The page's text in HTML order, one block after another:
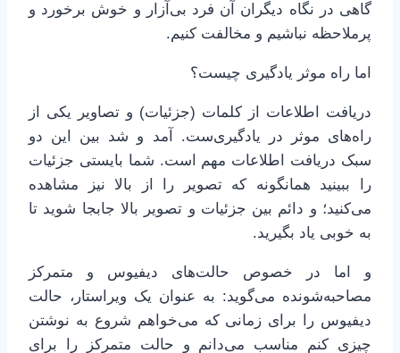
گاهی در نگاه دیگران آن فرد بی‌آزار و خوش برخورد و
پرملاحظه نباشیم و مخالفت کنیم.
اما راه موثر یادگیری چیست؟
دریافت اطلاعات از کلمات (جزئیات) و تصاویر یکی از
راه‌های موثر در یادگیری‌ست. آمد و شد بین این دو
سبک دریافت اطلاعات مهم است. شما بایستی جزئیات
را ببینید همانگونه که تصویر را از بالا نیز مشاهده
می‌کنید؛ و دائم بین جزئیات و تصویر بالا جابجا شوید تا
به خوبی یاد بگیرید.
و اما در خصوص حالت‌های دیفیوس و متمرکز
مصاحبه‌شونده می‌گوید: به عنوان یک ویراستار، حالت
دیفیوس را برای زمانی که می‌خواهم شروع به نوشتن
چیزی کنم مناسب می‌دانم و حالت متمرکز را برای